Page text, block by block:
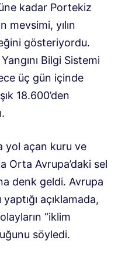
kadar Portekiz
mevsimi, yılın
gösteriyordu.
Bilgi Sistemi
üç gün içinde
18.600’den
yol açan kuru ve
Orta Avrupa’daki sel
denk geldi. Avrupa
açıklamada,
“iklim
söyledi.